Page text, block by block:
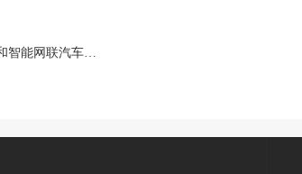
下一篇：邀请函丨2021世界智能网联汽车大会暨第九届中国国际新能源和智能网联汽车展览会